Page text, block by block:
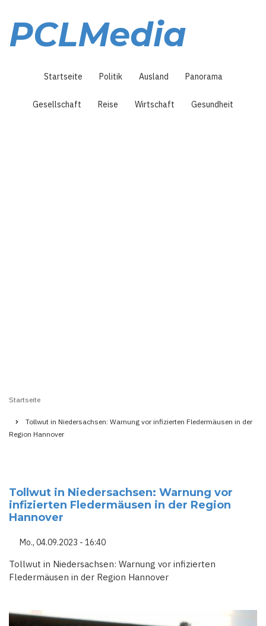
Inhalt
PCLMedia
Startseite Politik Ausland Panorama
Gesellschaft Reise Wirtschaft Gesundheit
Startseite
Tollwut in Niedersachsen: Warnung vor infizierten Fledermäusen in der
Region Hannover
Tollwut in Niedersachsen: Warnung vor
infizierten Fledermäusen in der Region
Hannover
Mo., 04.09.2023 - 16:40
Tollwut in Niedersachsen: Warnung vor infizierten
Fledermäusen in der Region Hannover